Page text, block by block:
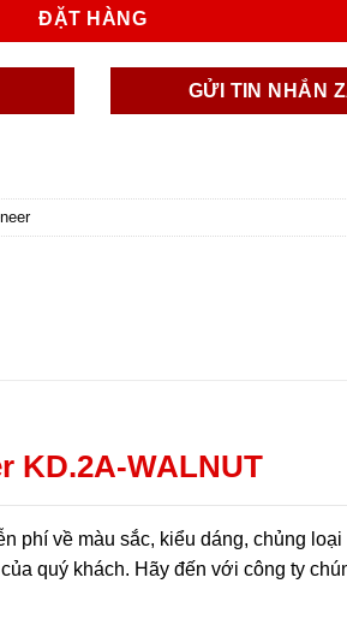
ĐẶT HÀNG
GỬI TIN NHẮN
KD.2A-WALNUT
phí về màu sắc, kiểu dáng, chủng
quý khách. Hãy đến với công ty